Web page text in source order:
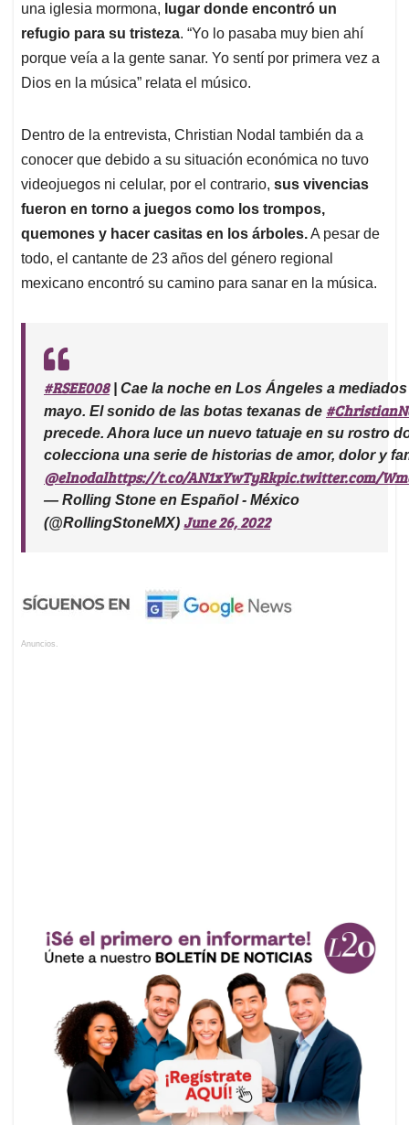
una iglesia mormona, lugar donde encontró un
refugio para su tristeza. “Yo lo pasaba muy bien ahí
porque veía a la gente sanar. Yo sentí por primera vez a
Dios en la música” relata el músico.
Dentro de la entrevista, Christian Nodal también da a
conocer que debido a su situación económica no tuvo
videojuegos ni celular, por el contrario, sus vivencias
fueron en torno a juegos como los trompos,
quemones y hacer casitas en los árboles.A pesar de
todo, el cantante de 23 años del género regional
mexicano encontró su camino para sanar en la música.
#RSEE008| Cae la noche en Los Ángeles a
mayo. El sonido de las botas texanas de
precede. Ahora luce un nuevo tatuaje en su rostro
colecciona una serie de historias de amor, dolor y
@elnodalhttps://t.co/AN1xYwTyRkpic.twitter.com/
— Rolling Stone en Español - México
(@RollingStoneMX) June 26, 2022
Anuncios.